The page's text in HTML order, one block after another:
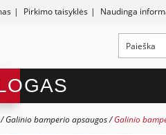
| Pirkimo taisyklės | Naudinga
Galinio bamperio apsaugos Galinio